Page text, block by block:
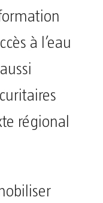
à l’eau
régional